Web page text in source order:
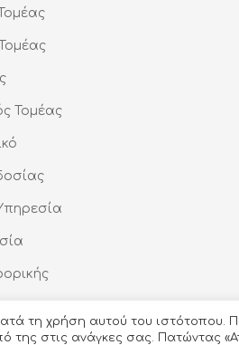
Τομέας
τη χρήση αυτού του ιστότοπου.
της στις ανάγκες σας. Πατώντας